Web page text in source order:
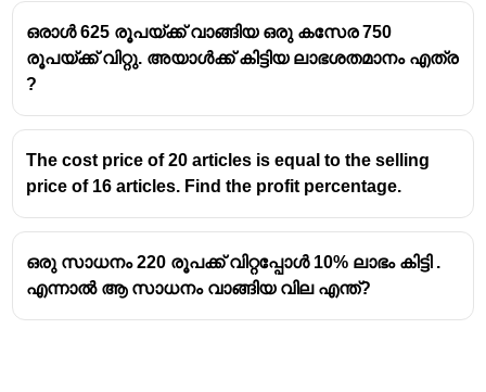
{100} =
1\%
വില990 രൂപ ആയി മാറും.
ഒരാൾ 625 രൂപയ്ക്ക് വാങ്ങിയ ഒരു കസേര 750
രൂപയ്ക്ക് വിറ്റു. അയാൾക്ക് കിട്ടിയ ലാഭശതമാനം എത്ര
?
The cost price of 20 articles is equal to the selling
price of 16 articles. Find the profit percentage.
ഒരു സാധനം 220 രൂപക്ക് വിറ്റപ്പോൾ 10% ലാഭം കിട്ടി .
എന്നാൽ ആ സാധനം വാങ്ങിയ വില എന്ത്?